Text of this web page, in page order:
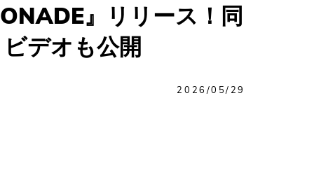
』リリース！同
デオも公開
2026/05/29